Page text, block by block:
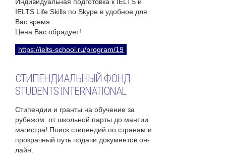
IELTS Life Skills по Skype в удобное для
Вас время.
Цена Вас обрадует!
https://ielts-school.ru/program/19
СТИПЕНДИАЛЬНЫЙ ФОНД
STUDENTS INTERNATIONAL
Стипендии и гранты на обучение за
рубежом: от школьной парты до мантии
магистра! Поиск стипендий по странам и
прозрачный путь подачи документов он-
лайн.